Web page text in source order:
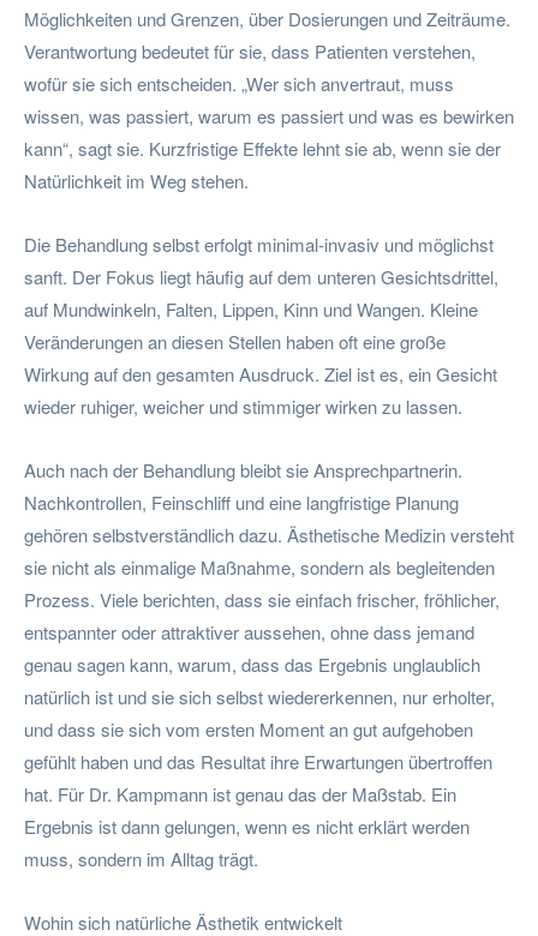
Möglichkeiten und Grenzen, über Dosierungen und Zeiträume.
Verantwortung bedeutet für sie, dass Patienten verstehen,
wofür sie sich entscheiden. „Wer sich anvertraut, muss
wissen, was passiert, warum es passiert und was es bewirken
kann“, sagt sie. Kurzfristige Effekte lehnt sie ab, wenn sie der
Natürlichkeit im Weg stehen.
Die Behandlung selbst erfolgt minimal-invasiv und möglichst
sanft. Der Fokus liegt häufig auf dem unteren Gesichtsdrittel,
auf Mundwinkeln, Falten, Lippen, Kinn und Wangen. Kleine
Veränderungen an diesen Stellen haben oft eine große
Wirkung auf den gesamten Ausdruck. Ziel ist es, ein Gesicht
wieder ruhiger, weicher und stimmiger wirken zu lassen.
Auch nach der Behandlung bleibt sie Ansprechpartnerin.
Nachkontrollen, Feinschliff und eine langfristige Planung
gehören selbstverständlich dazu. Ästhetische Medizin versteht
sie nicht als einmalige Maßnahme, sondern als begleitenden
Prozess. Viele berichten, dass sie einfach frischer, fröhlicher,
entspannter oder attraktiver aussehen, ohne dass jemand
genau sagen kann, warum, dass das Ergebnis unglaublich
natürlich ist und sie sich selbst wiedererkennen, nur erholter,
und dass sie sich vom ersten Moment an gut aufgehoben
gefühlt haben und das Resultat ihre Erwartungen übertroffen
hat. Für Dr. Kampmann ist genau das der Maßstab. Ein
Ergebnis ist dann gelungen, wenn es nicht erklärt werden
muss, sondern im Alltag trägt.
Wohin sich natürliche Ästhetik entwickelt